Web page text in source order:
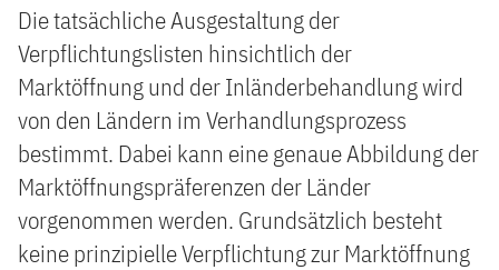
Die tatsächliche Ausgestaltung der
Verpflichtungslisten hinsichtlich der
Marktöffnung und der Inländerbehandlung wird
von den Ländern im Verhandlungsprozess
bestimmt. Dabei kann eine genaue Abbildung der
Marktöffnungspräferenzen der Länder
vorgenommen werden. Grundsätzlich besteht
keine prinzipielle Verpflichtung zur Marktöffnung